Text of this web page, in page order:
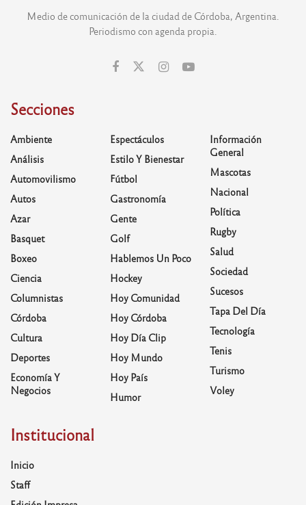
Medio de comunicación de la ciudad de Córdoba, Argentina.
Periodismo con agenda propia.
Secciones
Ambiente
Análisis
Automovilismo
Autos
Azar
Basquet
Boxeo
Ciencia
Columnistas
Córdoba
Cultura
Deportes
Economía Y
Negocios
Espectáculos
Estilo Y Bienestar
Fútbol
Gastronomía
Gente
Golf
Hablemos Un Poco
Hockey
Hoy Comunidad
Hoy Córdoba
Hoy Día Clip
Hoy Mundo
Hoy País
Humor
Información
General
Mascotas
Nacional
Política
Rugby
Salud
Sociedad
Sucesos
Tapa Del Día
Tecnología
Tenis
Turismo
Voley
Institucional
Inicio
Staff